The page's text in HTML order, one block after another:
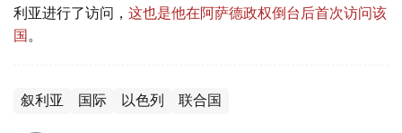
利亚进行了访问， 这也是他在阿萨德政权倒台后首次访问该
国。
叙利亚 国际 以色列 联合国